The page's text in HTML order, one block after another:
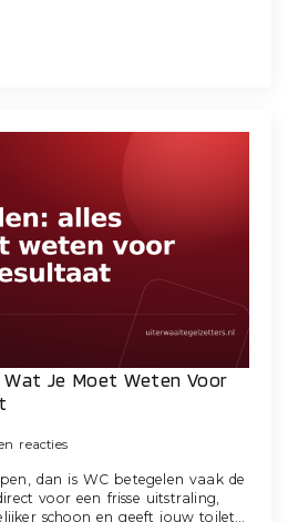
Wat Je Moet Weten Voor
reacties
dan is WC betegelen vaak de
voor een frisse uitstraling,
schoon en geeft jouw toilet…